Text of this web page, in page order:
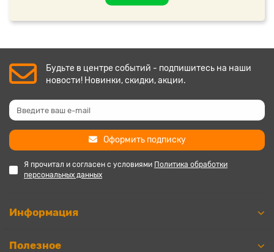
Будьте в центре событий - подпишитесь на наши
новости! Новинки, скидки, акции.
Оформить подписку
Я прочитал и согласен с условиями Политика обработки
персональных данных
Информация
Полезное